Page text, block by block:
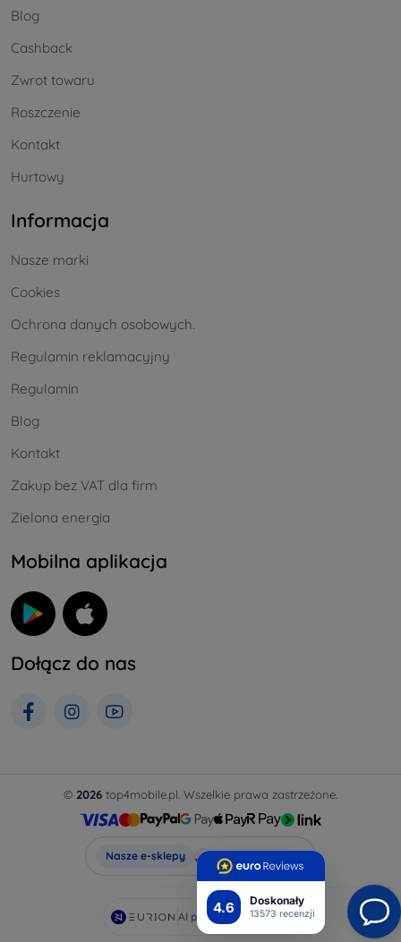
4.6 Doskonały
13573 recenzji
Blog
Cashback
Zwrot towaru
Roszczenie
Kontakt
Hurtowy
Informacja
Nasze marki
Cookies
Ochrona danych osobowych.
Regulamin reklamacyjny
Regulamin
Blog
Kontakt
Zakup bez VAT dla firm
Zielona energia
Mobilna aplikacja
Dołącz do nas
© 2026 top4mobile.pl. Wszelkie prawa zastrzeżone.
Nasze e-sklepy Top4Mobile.pl
AI powered byEurion